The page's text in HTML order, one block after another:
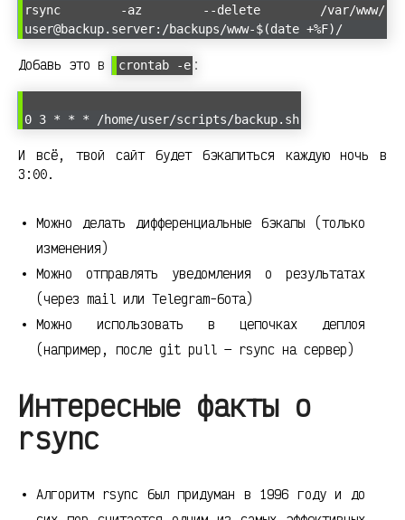
rsync -az --delete /var/www/
user@backup.server:/backups/www-$(date +%F)/
Добавь это в crontab -e :
0 3 * * * /home/user/scripts/backup.sh
И всё, твой сайт будет бэкапиться каждую ночь в
3:00.
Можно делать дифференциальные бэкапы (только
изменения)
Можно отправлять уведомления о результатах
(через mail или Telegram-бота)
Можно использовать в цепочках деплоя
(например, после git pull — rsync на сервер)
Интересные факты о
rsync
Алгоритм rsync был придуман в 1996 году и до